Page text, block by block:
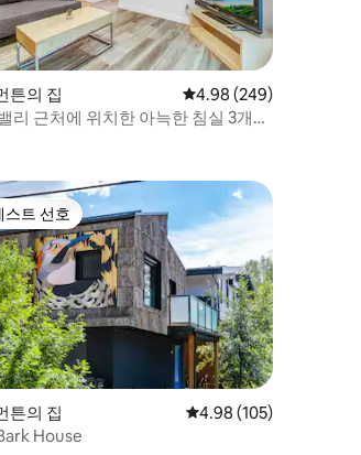
후기 195개
튼의 집 평점 4.98점(5점 만점),
4.98 (249)
리 근처에 위치한 아늑한 침실 3개
후기 119개
게스트 선호
스트 선호
튼의 집 평점 4.98점(5점 만점),
4.98 (105)
House